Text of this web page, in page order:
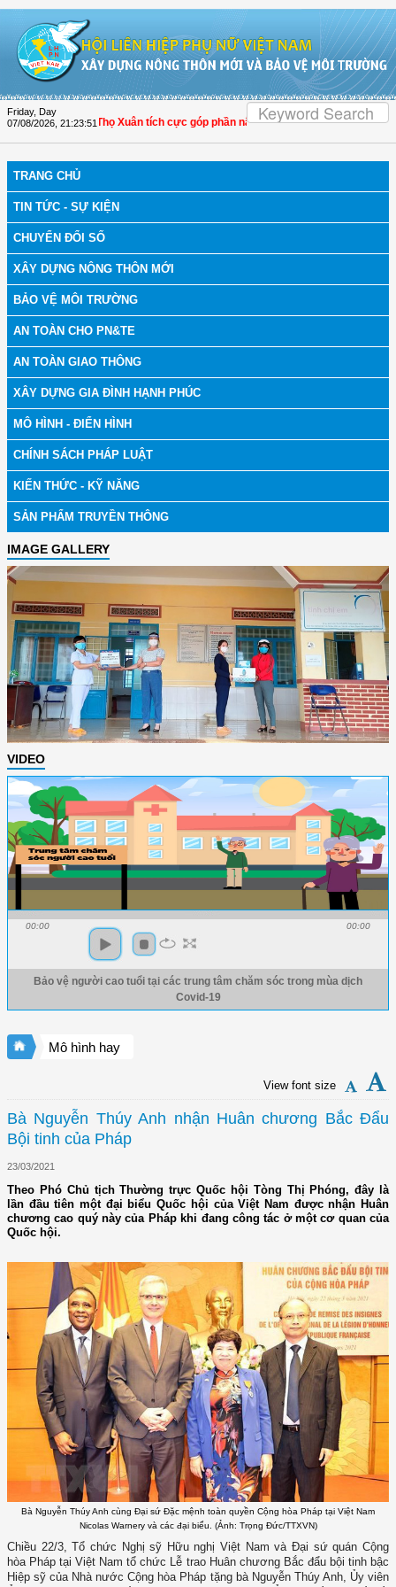
Friday, Day
07/08/2026 21:23:52
Hội LHPN Thọ Xuân tích cực góp phần nâng cao tỷ lệ người dân tham gia
TRANG CHỦ
TIN TỨC - SỰ KIỆN
CHUYỂN ĐỔI SỐ
XÂY DỰNG NÔNG THÔN MỚI
BẢO VỆ MÔI TRƯỜNG
AN TOÀN CHO PN&TE
AN TOÀN GIAO THÔNG
XÂY DỰNG GIA ĐÌNH HẠNH PHÚC
MÔ HÌNH - ĐIỂN HÌNH
CHÍNH SÁCH PHÁP LUẬT
KIẾN THỨC - KỸ NĂNG
SẢN PHẨM TRUYỀN THÔNG
IMAGE GALLERY
VIDEO
00:00 00:00
Bảo vệ người cao tuổi tại các trung tâm chăm sóc trong mùa dịch
Covid-19
Mô hình hay
View font size
Bà Nguyễn Thúy Anh nhận Huân chương Bắc Đẩu
Bội tinh của Pháp
23/03/2021
Theo Phó Chủ tịch Thường trực Quốc hội Tòng Thị Phóng, đây là
lần đầu tiên một đại biểu Quốc hội của Việt Nam được nhận Huân
chương cao quý này của Pháp khi đang công tác ở một cơ quan của
Quốc hội.
Bà Nguyễn Thúy Anh cùng Đại sứ Đặc mệnh toàn quyền Cộng hòa Pháp tại Việt Nam
Nicolas Warnery và các đại biểu. (Ảnh: Trọng Đức/TTXVN)
Chiều 22/3, Tổ chức Nghị sỹ Hữu nghị Việt Nam và Đại sứ quán Cộng
hòa Pháp tại Việt Nam tổ chức Lễ trao Huân chương Bắc đẩu bội tinh bậc
Hiệp sỹ của Nhà nước Cộng hòa Pháp tặng bà Nguyễn Thúy Anh, Ủy viên